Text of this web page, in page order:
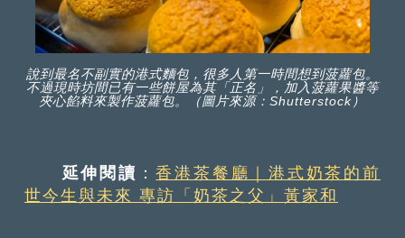
說到最名不副實的港式麵包，很多人第一時間想到菠蘿包。
不過現時坊間已有一些餅屋為其「正名」，加入菠蘿果醬等
夾心餡料來製作菠蘿包。（圖片來源：Shutterstock）
延伸閱讀 ：香港茶餐廳｜港式奶茶的前
世今生與未來 專訪「奶茶之父」黃家和